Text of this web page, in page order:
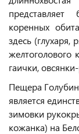
коренных
здесь (глухаря,
желтоголового
гаички,
Пещера
является
зимовки
кожанка) на